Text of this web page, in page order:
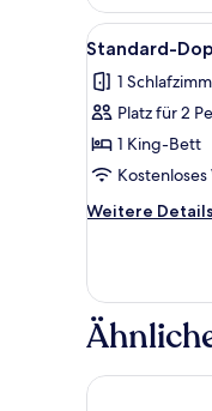
Alle
Fotos
für
Standard-
anzeigen
10
Standard-
1
Platz für 2
1 King-Bett
Kostenloses
Weitere Details
Weitere
Doppelzimmer
Hotel Eifelhof